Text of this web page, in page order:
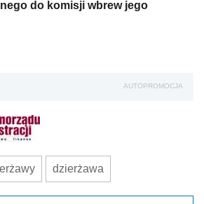
do komisji wbrew jego
AUTOPROMOCJA
dzierżawa